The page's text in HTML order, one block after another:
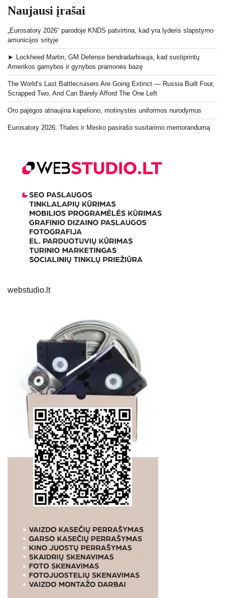
Naujausi įrašai
„Eurosatory 2026“ parodoje KNDS patvirtina, kad yra lyderis slapstymo
amunicijos srityje
► Lockheed Martin, GM Defense bendradarbiauja, kad sustiprintų
Amerikos gamybos ir gynybos pramonės bazę
The World’s Last Battlecruisers Are Going Extinct — Russia Built Four,
Scrapped Two, And Can Barely Afford The One Left
Oro pajėgos atnaujina kapeliono, motinystės uniformos nurodymus
Eurosatory 2026: Thales ir Mesko pasirašo susitarimo memorandumą
webstudio.lt